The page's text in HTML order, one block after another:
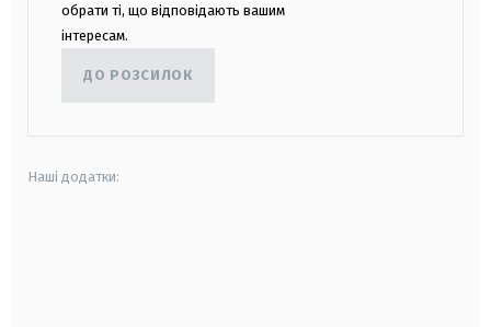
обрати ті, що відповідають вашим
інтересам.
ДО РОЗСИЛОК
Наші додатки: